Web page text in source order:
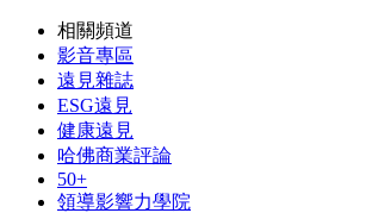
相關頻道
影音專區
遠見雜誌
ESG遠見
健康遠見
哈佛商業評論
50+
領導影響力學院